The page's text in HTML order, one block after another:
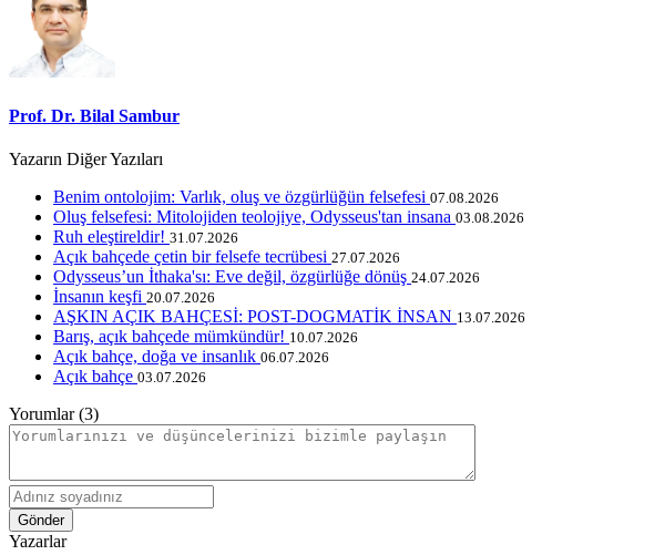
Prof. Dr. Bilal Sambur
Yazarın Diğer Yazıları
Benim ontolojim: Varlık, oluş ve özgürlüğün felsefesi 07.08.2026
Oluş felsefesi: Mitolojiden teolojiye, Odysseus'tan insana 03.08.2026
Ruh eleştireldir! 31.07.2026
Açık bahçede çetin bir felsefe tecrübesi 27.07.2026
Odysseus’un İthaka'sı: Eve değil, özgürlüğe dönüş 24.07.2026
İnsanın keşfi 20.07.2026
AŞKIN AÇIK BAHÇESİ: POST-DOGMATİK İNSAN 13.07.2026
Barış, açık bahçede mümkündür! 10.07.2026
Açık bahçe, doğa ve insanlık 06.07.2026
Açık bahçe 03.07.2026
Yorumlar (3)
Gönder
Yazarlar